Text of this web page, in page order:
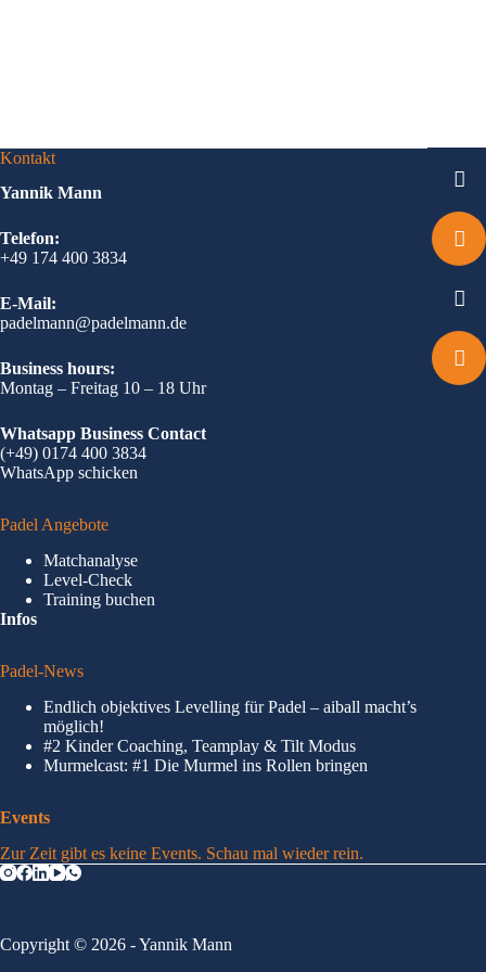
Kontakt
Yannik Mann
Telefon:
+49 174 400 3834
E-Mail:
padelmann@padelmann.de
Business hours:
Montag – Freitag 10 – 18 Uhr
Whatsapp Business Contact
(+49) 0174 400 3834
WhatsApp schicken
Padel Angebote
Matchanalyse
Level-Check
Training buchen
Infos
Padel-News
Endlich objektives Levelling für Padel – aiball macht’s
möglich!
#2 Kinder Coaching, Teamplay & Tilt Modus
Murmelcast: #1 Die Murmel ins Rollen bringen
Events
Zur Zeit gibt es keine Events. Schau mal wieder rein.
Copyright © 2026 - Yannik Mann